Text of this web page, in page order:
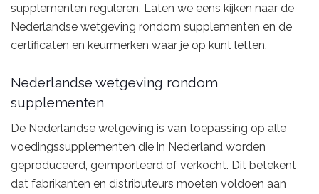
supplementen reguleren. Laten we eens kijken naar de
Nederlandse wetgeving rondom supplementen en de
certificaten en keurmerken waar je op kunt letten.
Nederlandse wetgeving rondom
supplementen
De Nederlandse wetgeving is van toepassing op alle
voedingssupplementen die in Nederland worden
geproduceerd, geïmporteerd of verkocht. Dit betekent
dat fabrikanten en distributeurs moeten voldoen aan